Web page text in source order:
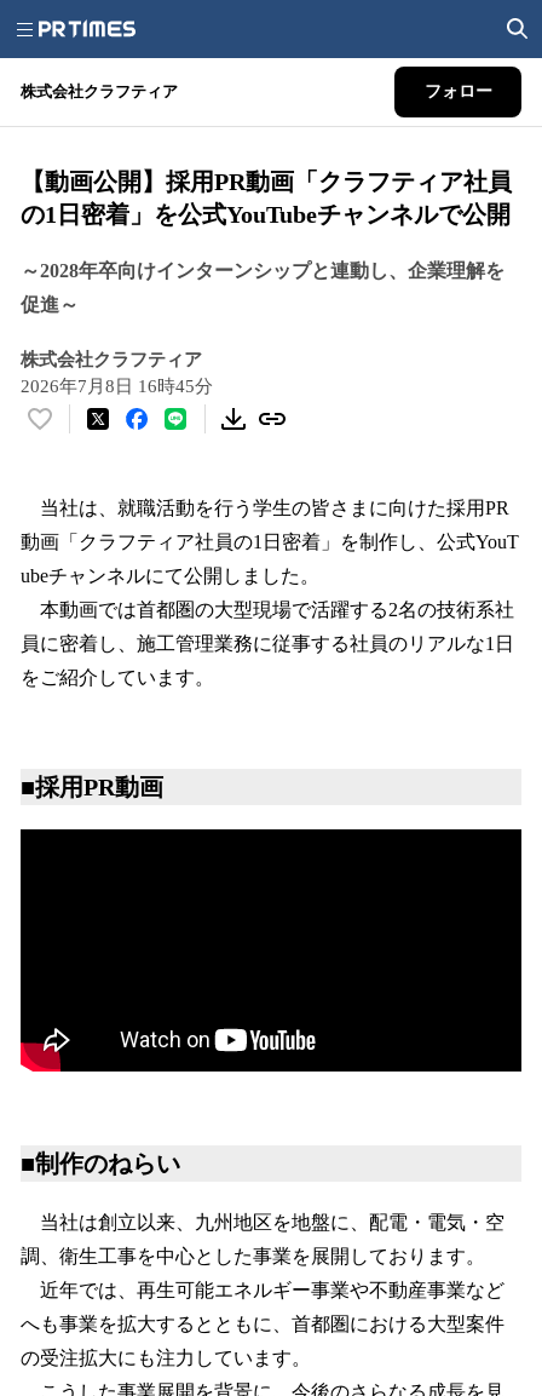
株式会社クラフティア フォロー
【動画公開】採用PR動画「クラフティア社員
の1日密着」を公式YouTubeチャンネルで公開
～2028年卒向けインターンシップと連動し、企業理解を
促進～
株式会社クラフティア
2026年7月8日 16時45分
い
！
数
を
読
み
込
み
中
当社は、就職活動を行う学生の皆さまに向けた採用PR
動画「クラフティア社員の1日密着」を制作し、公式YouT
ubeチャンネルにて公開しました。
本動画では首都圏の大型現場で活躍する2名の技術系社
員に密着し、施工管理業務に従事する社員のリアルな1日
をご紹介しています。
■採用PR動画
■制作のねらい
当社は創立以来、九州地区を地盤に、配電・電気・空
調、衛生工事を中心とした事業を展開しております。
近年では、再生可能エネルギー事業や不動産事業など
へも事業を拡大するとともに、首都圏における大型案件
の受注拡大にも注力しています。
こうした事業展開を背景に、今後のさらなる成長を見